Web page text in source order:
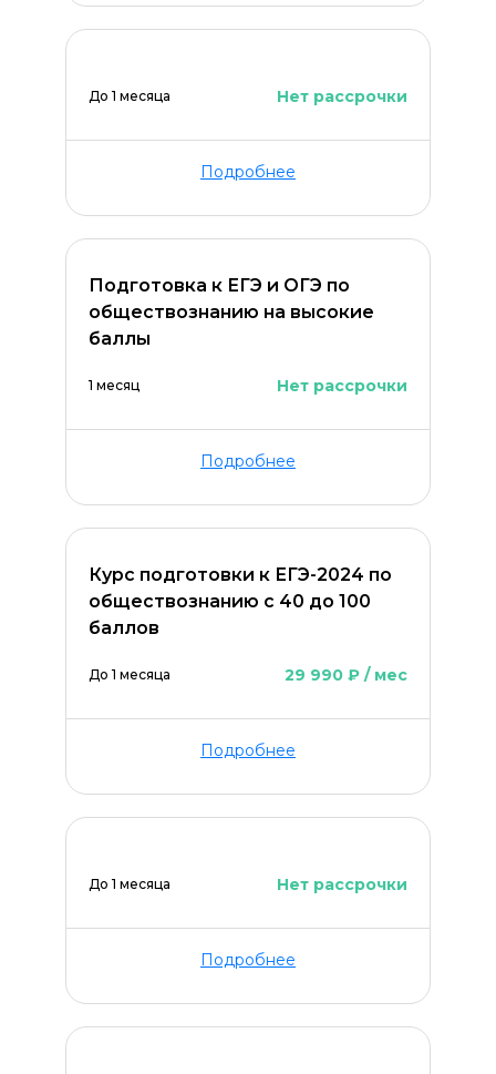
До 1 месяца Нет рассрочки
Подробнее
Подготовка к ЕГЭ и ОГЭ по
обществознанию на высокие
баллы
1 месяц Нет рассрочки
Подробнее
Курс подготовки к ЕГЭ-2024 по
обществознанию с 40 до 100
баллов
До 1 месяца 29 990 ₽ / мес
Подробнее
До 1 месяца Нет рассрочки
Подробнее
Оставить комментарий